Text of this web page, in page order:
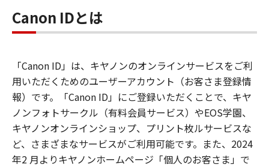
Canon IDとは
「Canon ID」は、キヤノンのオンラインサービスをご利
用いただくためのユーザーアカウント（お客さま登録情
報）です。「Canon ID」にご登録いただくことで、キヤ
ノンフォトサークル（有料会員サービス）やEOS学園、
キヤノンオンラインショップ、プリント枚ルサービスな
ど、さまざまなサービスがご利用可能です。また、2024
年2 月よりキヤノンホームページ「個人のお客さま」で